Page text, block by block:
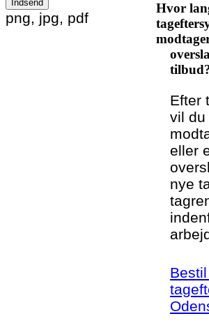
Please leave this field empty.
png, jpg, pdf
Hvor
Efter
vil du
eller
nye